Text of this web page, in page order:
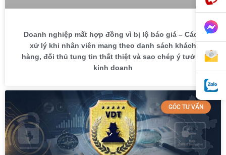
Doanh nghiệp mất hợp đồng vì bị lộ báo giá – Cách
xử lý khi nhân viên mang theo danh sách khách
hàng, đối thủ tung tin thất thiệt và sao chép ý tưởng
kinh doanh
GÓC TƯ VẤN